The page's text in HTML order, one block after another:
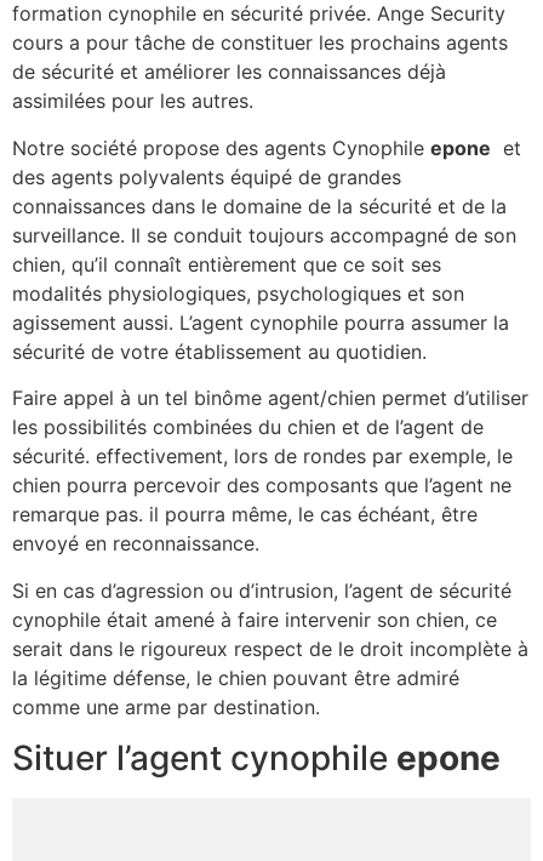
formation cynophile en sécurité privée. Ange Security
cours a pour tâche de constituer les prochains agents
de sécurité et améliorer les connaissances déjà
assimilées pour les autres.
Notre société propose des agents Cynophile epone et
des agents polyvalents équipé de grandes
connaissances dans le domaine de la sécurité et de la
surveillance. Il se conduit toujours accompagné de son
chien, qu’il connaît entièrement que ce soit ses
modalités physiologiques, psychologiques et son
agissement aussi. L’agent cynophile pourra assumer la
sécurité de votre établissement au quotidien.
Faire appel à un tel binôme agent/chien permet d’utiliser
les possibilités combinées du chien et de l’agent de
sécurité. effectivement, lors de rondes par exemple, le
chien pourra percevoir des composants que l’agent ne
remarque pas. il pourra même, le cas échéant, être
envoyé en reconnaissance.
Si en cas d’agression ou d’intrusion, l’agent de sécurité
cynophile était amené à faire intervenir son chien, ce
serait dans le rigoureux respect de le droit incomplète à
la légitime défense, le chien pouvant être admiré
comme une arme par destination.
Situer l’agent cynophile epone